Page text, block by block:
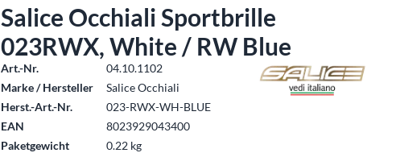
Salice Occhiali Sportbrille
023RWX, White / RW Blue
Art.-Nr.
04.10.1102
Marke / Hersteller
Salice Occhiali
Herst.-Art.-Nr.
023-RWX-WH-BLUE
EAN
8023929043400
Paketgewicht
0.22 kg